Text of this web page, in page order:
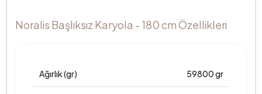
Noralis Başlıksız Karyola - 180 cm Özellikleri
Ağırlık (gr) 59800 gr